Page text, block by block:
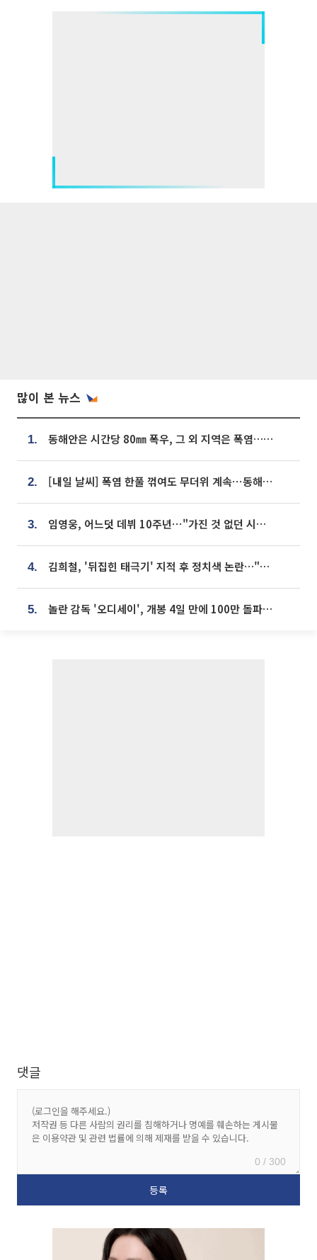
많이 본 뉴스
1. 동해안은 시간당 80㎜ 폭우, 그 외 지역은 폭염…‘극과 극 날씨’
2. [내일 날씨] 폭염 한풀 꺾여도 무더위 계속⋯동해안 이틀 연속 비
3. 임영웅, 어느덧 데뷔 10주년⋯"가진 것 없던 시절, 내 앞엔 20명의 팬뿐"
4. 김희철, '뒤집힌 태극기' 지적 후 정치색 논란…"좌우 떠나 우리나라 국기"
5. 놀란 감독 '오디세이', 개봉 4일 만에 100만 돌파⋯'왕사남' 보다 빠르다
댓글
0 / 300